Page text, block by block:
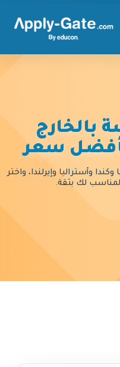
بالخارج
بأفضل سعر
وأستراليا وإيرلندا، واختر
لك بثقة.